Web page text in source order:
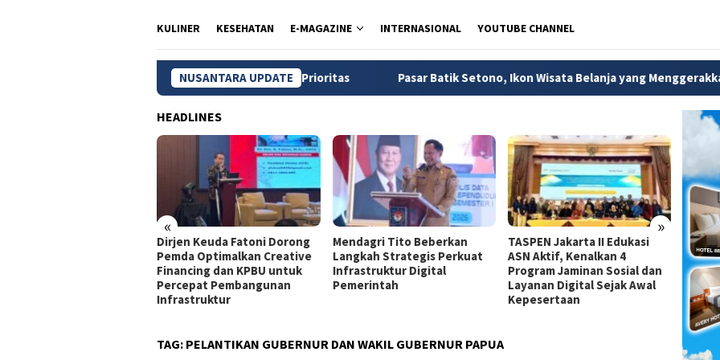
KULINER KESEHATAN E-MAGAZINE INTERNASIONAL YOUTUBE CHANNEL
NUSANTARA UPDATE
3T dan Kelompok Rentan Jadi Prioritas Pasar Batik Setono, Ikon Wisata Belanja yang Menggerakkan Ekonomi
HEADLINES
« »
Dirjen Keuda Fatoni Dorong
Pemda Optimalkan Creative
Financing dan KPBU untuk
Percepat Pembangunan
Infrastruktur
Mendagri Tito Beberkan
Langkah Strategis Perkuat
Infrastruktur Digital
Pemerintah
TASPEN Jakarta II Edukasi
ASN Aktif, Kenalkan 4
Program Jaminan Sosial dan
Layanan Digital Sejak Awal
Kepesertaan
Jadi
TAG: PELANTIKAN GUBERNUR DAN WAKIL GUBERNUR PAPUA